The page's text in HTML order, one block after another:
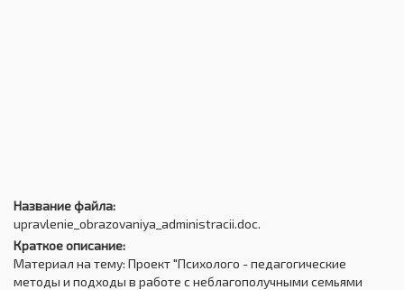
Название файла:
upravlenie_obrazovaniya_administracii.doc.
Краткое описание:
Материал на тему: Проект "Психолого - педагогические
методы и подходы в работе с неблагополучными семьями